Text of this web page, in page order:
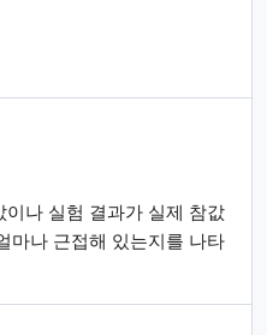
이나 실험 결과가 실제 참값
마나 근접해 있는지를 나타